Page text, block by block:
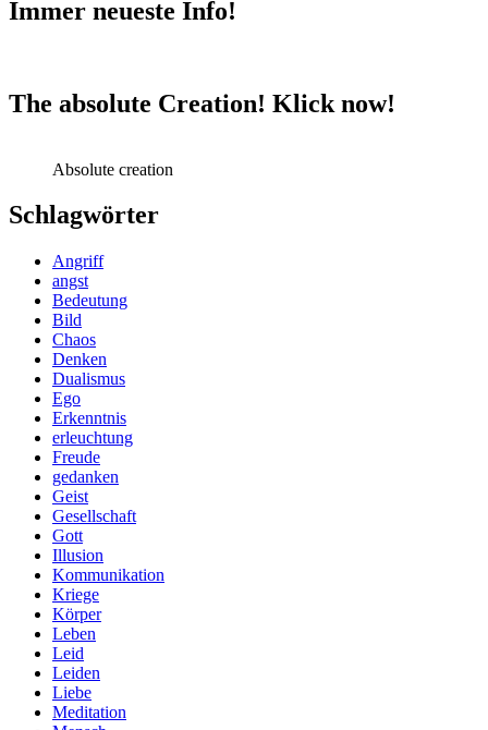
Immer neueste Info!
The absolute Creation! Klick now!
Absolute creation
Schlagwörter
Angriff
angst
Bedeutung
Bild
Chaos
Denken
Dualismus
Ego
Erkenntnis
erleuchtung
Freude
gedanken
Geist
Gesellschaft
Gott
Illusion
Kommunikation
Kriege
Körper
Leben
Leid
Leiden
Liebe
Meditation